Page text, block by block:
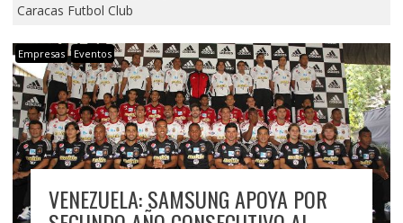
Caracas Futbol Club
Empresas Eventos
VENEZUELA: SAMSUNG APOYA POR